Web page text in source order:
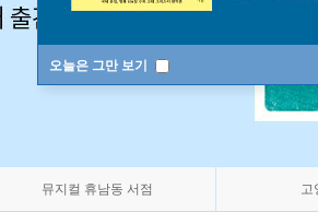
오늘은 그만 보기
뮤지컬 휴남동 서점 고